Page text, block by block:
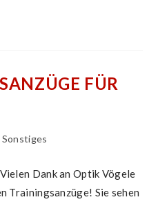
FÜR
Sonstiges
Dank an Optik Vögele
Trainingsanzüge! Sie sehen